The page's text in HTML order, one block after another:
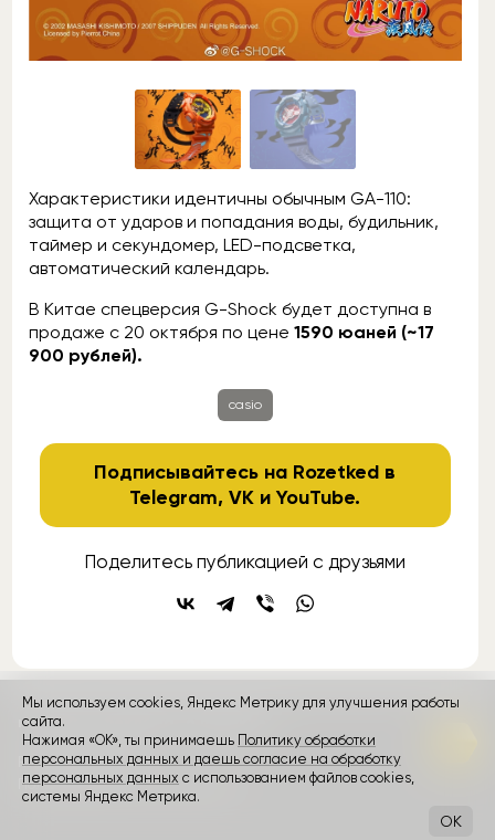
Характеристики идентичны обычным GA-110:
защита от ударов и попадания воды, будильник,
таймер и секундомер, LED-подсветка,
автоматический календарь.
В Китае спецверсия G-Shock будет доступна в
продаже с 20 октября по цене 1590 юаней (~17
900 рублей).
casio
Подписывайтесь на Rozetked в
Telegram,VK иYouTube.
Поделитесь публикацией с друзьями
контакты
Rozetked © 2026
Пользовательское соглашение
Мы используем cookies, Яндекс Метрику для улучшения работы
сайта.
Нажимая «ОК», ты принимаешь Политику обработки
персональных данных и даешь согласие на обработку
персональных данных с использованием файлов cookies,
системы Яндекс Метрика.
OK